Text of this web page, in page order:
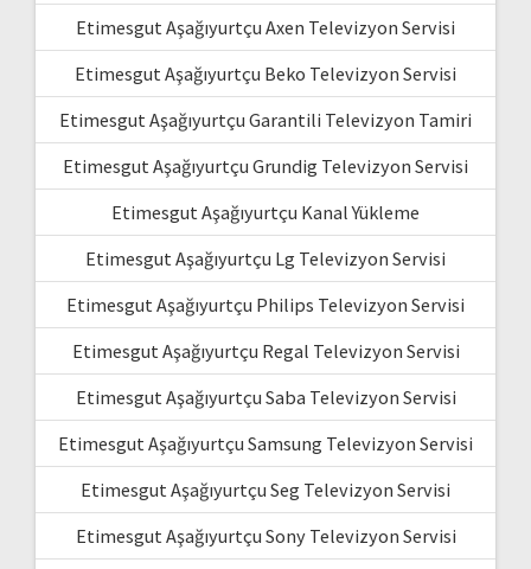
Etimesgut Aşağıyurtçu Axen Televizyon Servisi
Etimesgut Aşağıyurtçu Beko Televizyon Servisi
Etimesgut Aşağıyurtçu Garantili Televizyon Tamiri
Etimesgut Aşağıyurtçu Grundig Televizyon Servisi
Etimesgut Aşağıyurtçu Kanal Yükleme
Etimesgut Aşağıyurtçu Lg Televizyon Servisi
Etimesgut Aşağıyurtçu Philips Televizyon Servisi
Etimesgut Aşağıyurtçu Regal Televizyon Servisi
Etimesgut Aşağıyurtçu Saba Televizyon Servisi
Etimesgut Aşağıyurtçu Samsung Televizyon Servisi
Etimesgut Aşağıyurtçu Seg Televizyon Servisi
Etimesgut Aşağıyurtçu Sony Televizyon Servisi